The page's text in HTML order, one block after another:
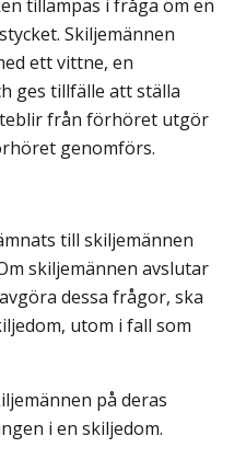
tillämpas i fråga om en
Skiljemännen
ett vittne, en
ges tillfälle att ställa
från förhöret utgör
genomförs.
till skiljemännen
skiljemännen avslutar
dessa frågor, ska
utom i fall som
på deras
i en skiljedom.